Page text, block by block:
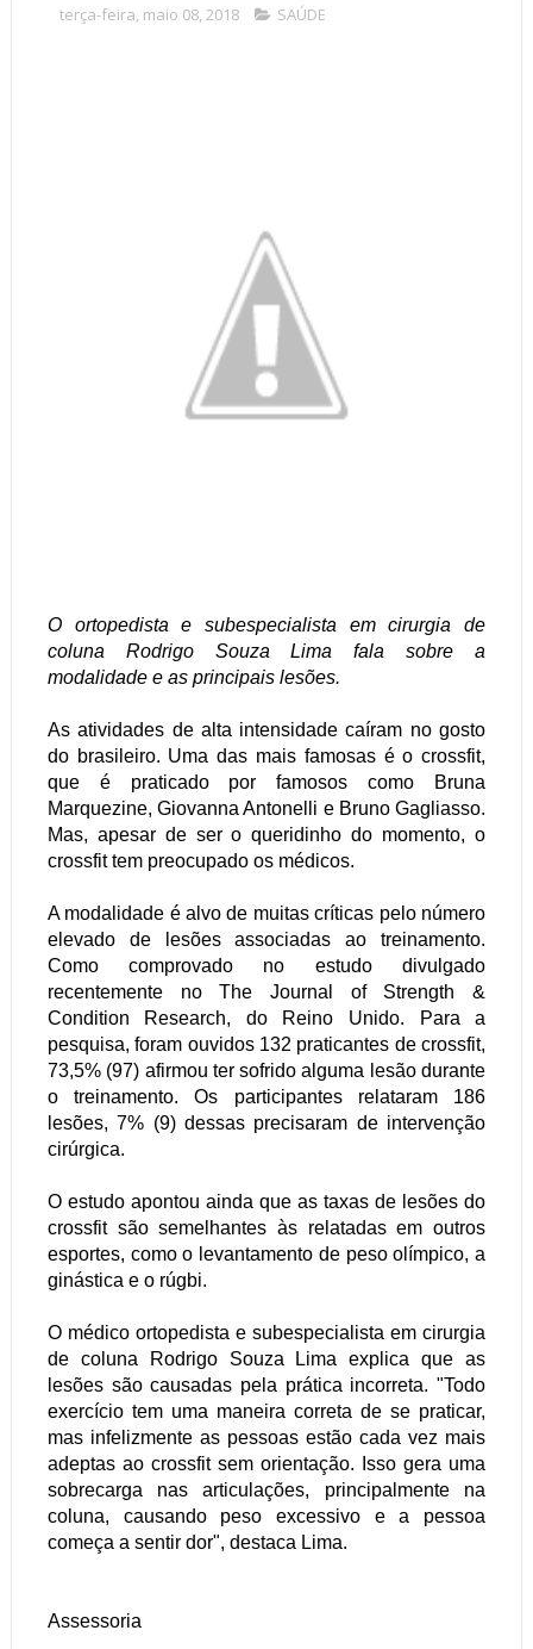
terça-feira, maio 08, 2018 SAÚDE
O ortopedista e subespecialista em cirurgia de
coluna Rodrigo Souza Lima fala sobre a
modalidade e as principais lesões.
As atividades de alta intensidade caíram no gosto
do brasileiro. Uma das mais famosas é o crossfit,
que é praticado por famosos como Bruna
Marquezine, Giovanna Antonelli e Bruno Gagliasso.
Mas, apesar de ser o queridinho do momento, o
crossfit tem preocupado os médicos.
A modalidade é alvo de muitas críticas pelo número
elevado de lesões associadas ao treinamento.
Como comprovado no estudo divulgado
recentemente no The Journal of Strength &
Condition Research, do Reino Unido. Para a
pesquisa, foram ouvidos 132 praticantes de crossfit,
73,5% (97) afirmou ter sofrido alguma lesão durante
o treinamento. Os participantes relataram 186
lesões, 7% (9) dessas precisaram de intervenção
cirúrgica.
O estudo apontou ainda que as taxas de lesões do
crossfit são semelhantes às relatadas em outros
esportes, como o levantamento de peso olímpico, a
ginástica e o rúgbi.
O médico ortopedista e subespecialista em cirurgia
de coluna Rodrigo Souza Lima explica que as
lesões são causadas pela prática incorreta. "Todo
exercício tem uma maneira correta de se praticar,
mas infelizmente as pessoas estão cada vez mais
adeptas ao crossfit sem orientação. Isso gera uma
sobrecarga nas articulações, principalmente na
coluna, causando peso excessivo e a pessoa
começa a sentir dor", destaca Lima.
Assessoria